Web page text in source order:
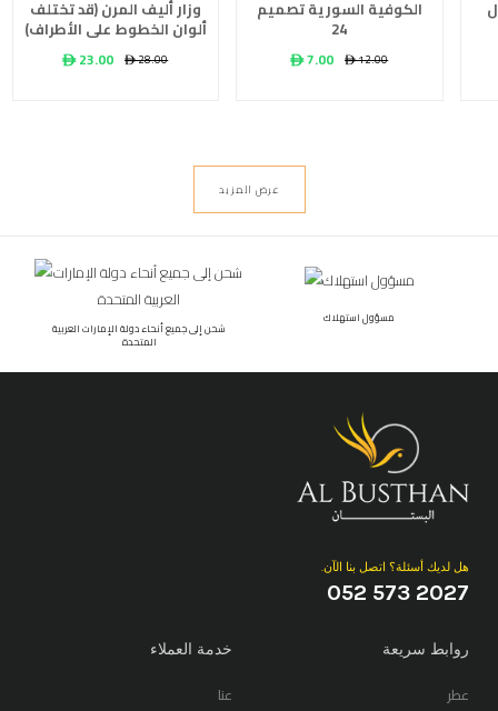
وزار أليف المرن (قد تختلف
ألوان الخطوط على الأطراف)
ê 23.00 ê 28.00
الكوفية السورية تصميم
24
ê 7.00 ê 12.00
عرض المزيد
شحن إلى جميع أنحاء دولة الإمارات العربية
المتحدة
مسؤول استهلاك
هل لديك أسئلة؟ اتصل بنا الآن.
052 573 2027
روابط سريعة
عطر
خدمة العملاء
عنا